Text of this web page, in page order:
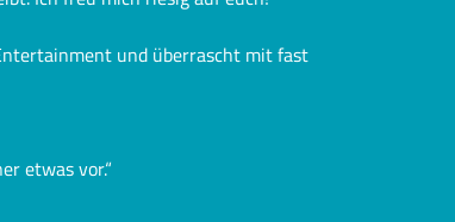
und überrascht mit fast
etwas vor.“